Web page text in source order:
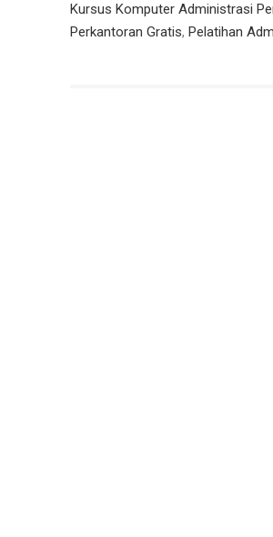
Kursus Komputer Administrasi
Perkantoran Gratis, Pelatihan